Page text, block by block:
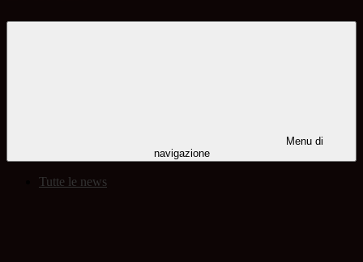
Menu di
navigazione
Tutte le news